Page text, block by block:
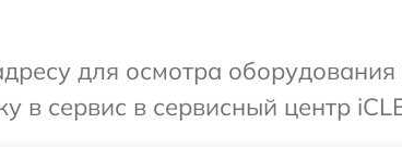
для осмотра оборудования
в сервис в сервисный центр